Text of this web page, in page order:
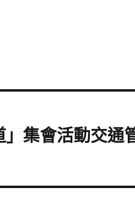
」集會活動交通